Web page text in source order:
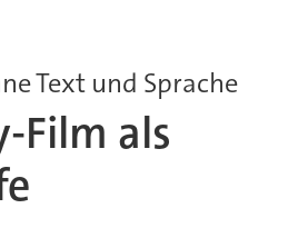
Text und Sprache
Film als